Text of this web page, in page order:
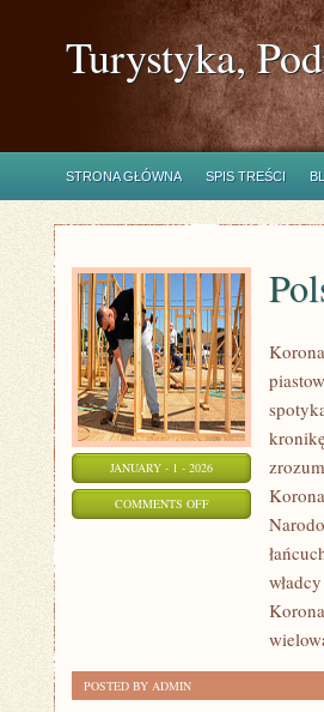
Turystyka,
STRONA GŁÓWNA SPIS TREŚCI
JANUARY - 1 - 2026
COMMENTS OFFON
ROZBIORÓW
POSTED BY ADMIN